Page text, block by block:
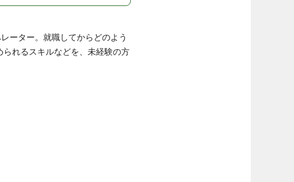
ーター。就職してからどのよう
れるスキルなどを、未経験の方